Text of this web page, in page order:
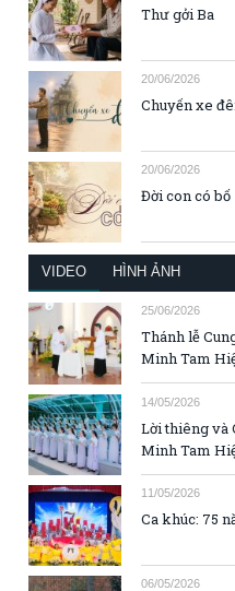
Thư gởi Ba
20/06/2026
Chuyến xe
20/06/2026
Đời con có bố
VIDEO HÌNH ẢNH
25/06/2026
Thánh lễ
Minh Tam
14/05/2026
Lời thiêng và
Minh Tam
11/05/2026
Ca khúc: 75
06/05/2026